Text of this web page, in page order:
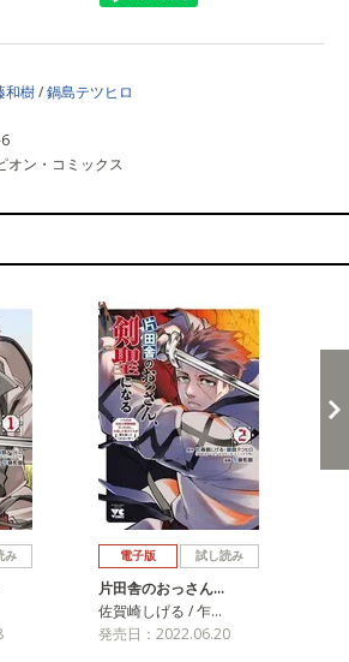
和樹/鍋島テツヒロ
オン・コミックス
み 電子版 試し読み
片田舎のおっさん…
佐賀崎しげる / 乍…
発売日：2022.06.20